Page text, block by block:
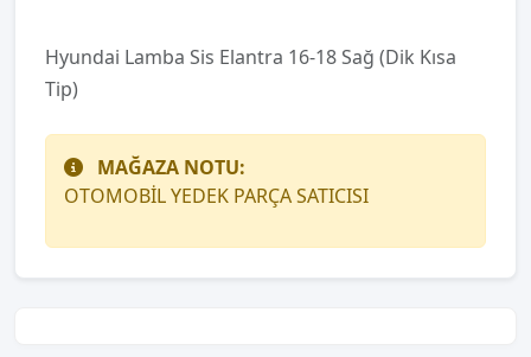
Hyundai Lamba Sis Elantra 16-18 Sağ (Dik Kısa
Tip)
MAĞAZA NOTU:
OTOMOBİL YEDEK PARÇA SATICISI